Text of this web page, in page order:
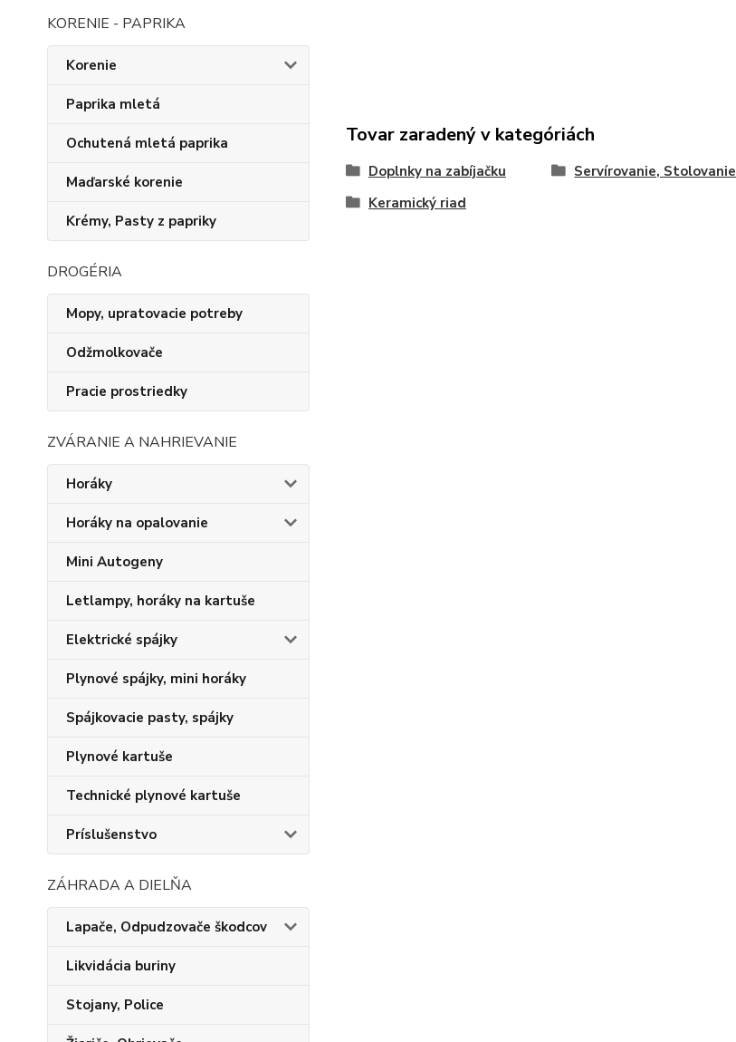
KORENIE - PAPRIKA
Korenie
Paprika mletá
Ochutená mletá paprika
Maďarské korenie
Krémy, Pasty z papriky
DROGÉRIA
Mopy, upratovacie potreby
Odžmolkovače
Pracie prostriedky
ZVÁRANIE A NAHRIEVANIE
Horáky
Horáky na opalovanie
Mini Autogeny
Letlampy, horáky na kartuše
Elektrické spájky
Plynové spájky, mini horáky
Spájkovacie pasty, spájky
Plynové kartuše
Technické plynové kartuše
Príslušenstvo
ZÁHRADA A DIELŇA
Lapače, Odpudzovače škodcov
Likvidácia buriny
Stojany, Police
Tovar zaradený v kategóriách
Doplnky na zabíjačku Servírovanie, Stolovanie
Keramický riad